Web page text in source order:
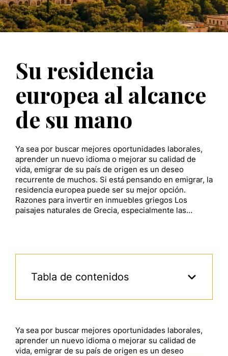
Su residencia
europea al alcance
de su mano
Ya sea por buscar mejores oportunidades laborales,
aprender un nuevo idioma o mejorar su calidad de
vida, emigrar de su país de origen es un deseo
recurrente de muchos. Si está pensando en emigrar, la
residencia europea puede ser su mejor opción.
Razones para invertir en inmuebles griegos Los
paisajes naturales de Grecia, especialmente las…
Tabla de contenidos
Ya sea por buscar mejores oportunidades laborales,
aprender un nuevo idioma o mejorar su calidad de
vida, emigrar de su país de origen es un deseo